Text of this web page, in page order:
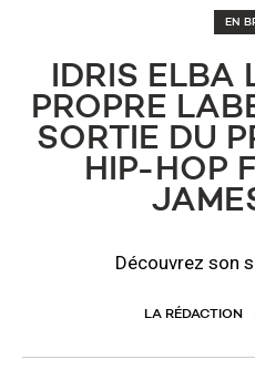
EN
IDRIS ELBA
PROPRE
SORTIE DU
HIP-HOP
Découvrez son
LA RÉDACTION